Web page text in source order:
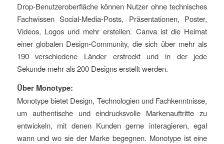
Drop-Benutzeroberfläche können Nutzer ohne technisches
Fachwissen Social-Media-Posts, Präsentationen, Poster,
Videos, Logos und mehr erstellen. Canva ist die Heimat
einer globalen Design-Community, die sich über mehr als
190 verschiedene Länder erstreckt und in der jede
Sekunde mehr als 200 Designs erstellt werden.
Über Monotype:
Monotype bietet Design, Technologien und Fachkenntnisse,
um authentische und eindrucksvolle Markenauftritte zu
entwickeln, mit denen Kunden gerne interagieren, egal
wann und wo sie der Marke begegnen. Monotype ist eine